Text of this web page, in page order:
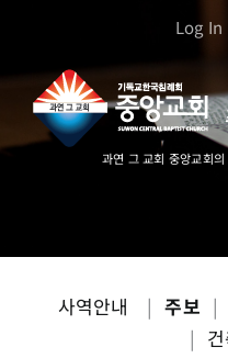
너
Log In
과연 그 교회 중앙교회
사역안내 | 주보 |
|